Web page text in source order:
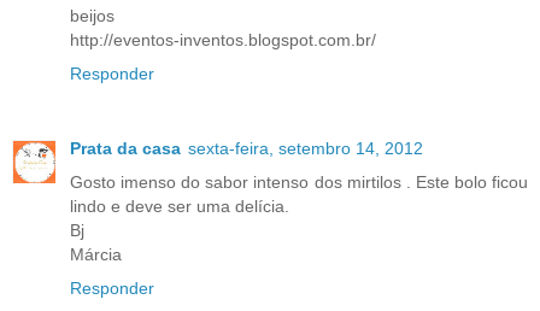
beijos
http://eventos-inventos.blogspot.com.br/
Responder
Prata da casa sexta-feira, setembro 14, 2012
Gosto imenso do sabor intenso dos mirtilos . Este bolo ficou
lindo e deve ser uma delícia.
Bj
Márcia
Responder